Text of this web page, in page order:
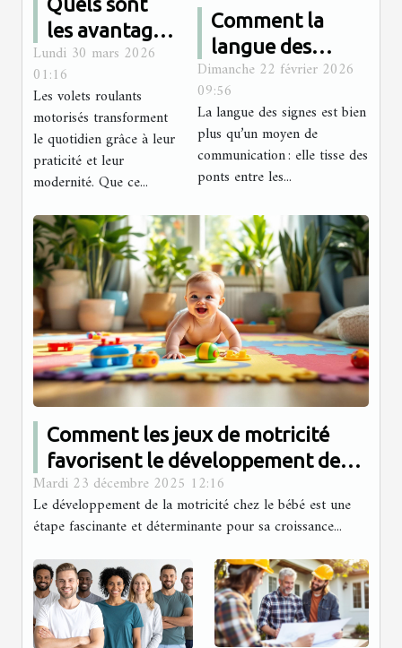
les avantages
des volets
roulants
motorisés ?
Lundi 30 mars 2026
01:16
Les volets roulants
motorisés transforment
le quotidien grâce à leur
praticité et leur
modernité. Que ce...
Comment la
langue des
signes renforce-
t-elle les liens
communautaires
?
Dimanche 22 février 2026
09:56
La langue des signes est bien
plus qu’un moyen de
communication : elle tisse des
ponts entre les...
Comment les jeux de motricité
favorisent le développement de
votre bébé?
Mardi 23 décembre 2025 12:16
Le développement de la motricité chez le bébé est une
étape fascinante et déterminante pour sa croissance...